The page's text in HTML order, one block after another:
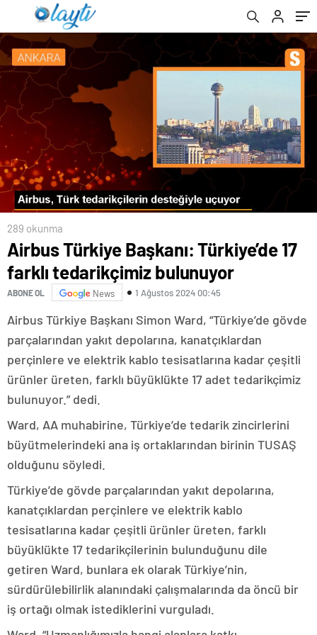
289 okunma
Airbus Türkiye Başkanı: Türkiye’de 17
farklı tedarikçimiz bulunuyor
ABONE OL News 1 Ağustos 2024 00:45
Airbus Türkiye Başkanı Simon Ward, “Türkiye’de gövde
parçalarından yakıt depolarına, kanatçıklardan
perçinlere ve elektrik kablo tesisatlarına kadar çeşitli
ürünler üreten, farklı büyüklükte 17 adet tedarikçimiz
bulunuyor.” dedi.
Ward, AA muhabirine, Türkiye’de tedarik zincirlerini
büyütmelerindeki ana iş ortaklarından birinin TUSAŞ
olduğunu söyledi.
Türkiye’de gövde parçalarından yakıt depolarına,
kanatçıklardan perçinlere ve elektrik kablo
tesisatlarına kadar çeşitli ürünler üreten, farklı
büyüklükte 17 tedarikçilerinin bulunduğunu dile
getiren Ward, bunlara ek olarak Türkiye’nin,
sürdürülebilirlik alanındaki çalışmalarında da öncü bir
iş ortağı olmak istediklerini vurguladı.